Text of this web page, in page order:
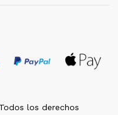
los derechos